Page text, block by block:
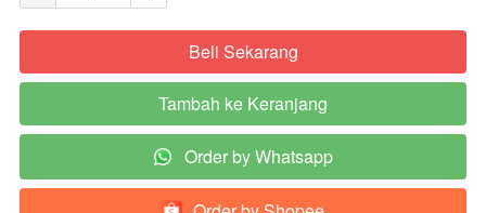
`Beli Sekarang
`
Tambah ke Keranjang
` Order by Whatsapp